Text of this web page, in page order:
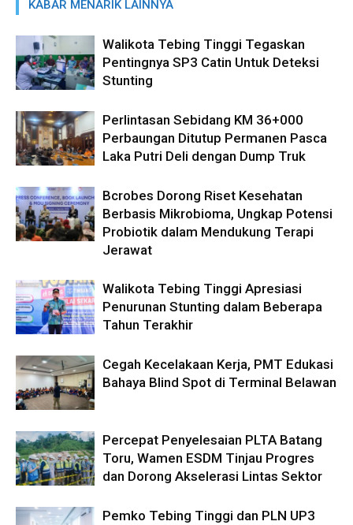
KABAR MENARIK LAINNYA
Walikota Tebing Tinggi Tegaskan
Pentingnya SP3 Catin Untuk Deteksi
Stunting
Perlintasan Sebidang KM 36+000
Perbaungan Ditutup Permanen Pasca
Laka Putri Deli dengan Dump Truk
Bcrobes Dorong Riset Kesehatan
Berbasis Mikrobioma, Ungkap Potensi
Probiotik dalam Mendukung Terapi
Jerawat
Walikota Tebing Tinggi Apresiasi
Penurunan Stunting dalam Beberapa
Tahun Terakhir
Cegah Kecelakaan Kerja, PMT Edukasi
Bahaya Blind Spot di Terminal Belawan
Percepat Penyelesaian PLTA Batang
Toru, Wamen ESDM Tinjau Progres
dan Dorong Akselerasi Lintas Sektor
Pemko Tebing Tinggi dan PLN UP3